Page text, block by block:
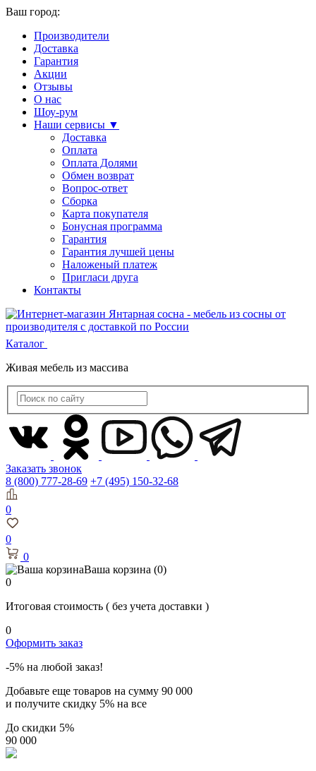
Ваш город:
Производители
Доставка
Гарантия
Акции
Отзывы
О нас
Шоу-рум
Наши сервисы ▼
Доставка
Оплата
Оплата Долями
Обмен возврат
Вопрос-ответ
Сборка
Карта покупателя
Бонусная программа
Гарантия
Гарантия лучшей цены
Наложеный платеж
Пригласи друга
Контакты
Каталог
Живая мебель из массива
Заказать звонок
8 (800) 777-28-69 +7 (495) 150-32-68
0
0
0
Ваша корзина (0)
0
Итоговая стоимость ( без учета доставки )
0
Оформить заказ
-5% на любой заказ!
Добавьте еще товаров на сумму 90 000
и получите скидку 5% на все
До скидки 5%
90 000